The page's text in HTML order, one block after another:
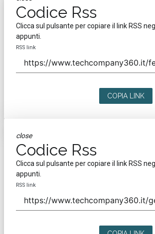
Codice Rss
Clicca sul pulsante per copiare il link RSS
appunti.
RSS link
COPIA LINK
close
Codice Rss
Clicca sul pulsante per copiare il link RSS
appunti.
RSS link